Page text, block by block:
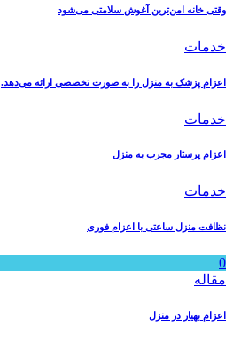
وقتی خانه امن‌ترین آغوش سلامتی می‌شود
خدمات
اعزام پزشک به منزل را به صورت تخصصی ارائه می‌دهد.
خدمات
اعزام پرستار مجرب به منزل
خدمات
نظافت منزل ساعتی با اعزام فوری
0
مقاله
اعزام بهیار در منزل